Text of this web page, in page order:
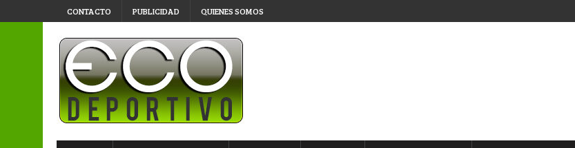
CONTACTO PUBLICIDAD QUIENES SOMOS